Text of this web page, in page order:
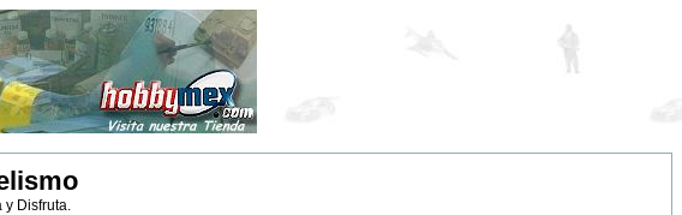
y Disfruta.